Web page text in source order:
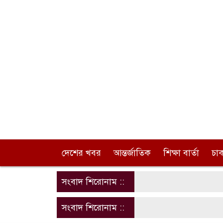
দেশের খবর আন্তর্জাতিক শিক্ষা বার্তা
সংবাদ শিরোনাম ::
সংবাদ শিরোনাম ::